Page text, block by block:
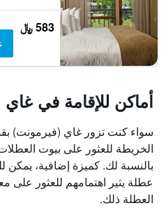
محور
الذي
يعرض
متوسط
583 ﷼
أماكن للإقامة في
سواء كنت تزور غاي (فيرمونت)
الخريطة للعثور على بيوت
بالنسبة لك. كميزة إضافية،
عطلة يثير اهتمامهم للعثور
العطلة ذلك.